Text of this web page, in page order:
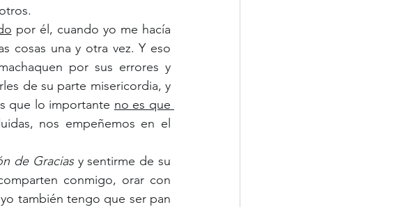
por él, cuando yo me hacía
cosas una y otra vez. Y eso
por sus errores y
de su parte misericordia, y
que lo importante no es que
nos empeñemos en el
de Gracias y sentirme de su
conmigo, orar con
también tengo que ser pan